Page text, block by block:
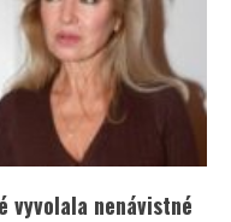
vyvolala nenávistné